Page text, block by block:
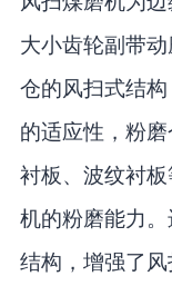
大小齿轮副带
仓的风扫式结
的适应性，粉
衬板、波纹衬
机的粉磨能力
结构，增强了